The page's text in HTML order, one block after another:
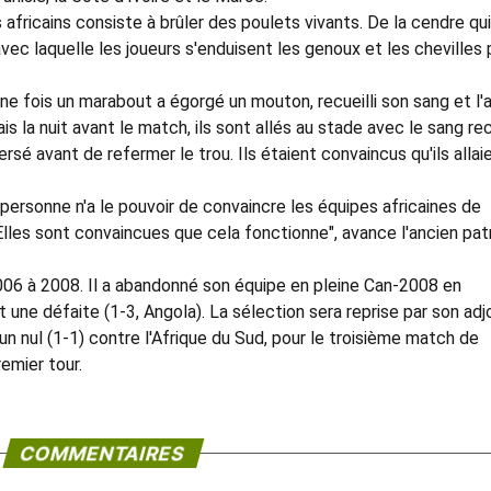
consiste à brûler des poulets vivants. De la cendre
laquelle les joueurs s'enduisent les genoux et les chevilles
fois un marabout a égorgé un mouton, recueilli son sang et l'a
la nuit avant le match, ils sont allés au stade avec le sang
avant de refermer le trou. Ils étaient convaincus qu'ils
n'a le pouvoir de convaincre les équipes africaines de
sont convaincues que cela fonctionne", avance l'ancien
à 2008. Il a abandonné son équipe en pleine Can-2008 en
une défaite (1-3, Angola). La sélection sera reprise par son
nul (1-1) contre l'Afrique du Sud, pour le troisième match de
tour.
COMMENTAIRES